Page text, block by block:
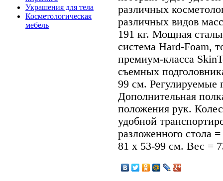
Украшения для тела
Косметологическая
мебель
различных
различных видов
191 кг. Мощная
система Hard-Foam,
премиум-класса
съемных
99 см. Регулируемые
Дополнительная
положения рук.
удобной
разложенного стола
81 х 53-99 см. Вес =